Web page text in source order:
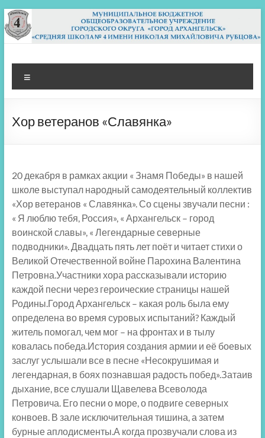
Перейти
к
содержимому
МБОУ СШ 4
Архангельск
Хор ветеранов «Славянка»
20 декабря в рамках акции « Знамя Победы» в нашей
школе выступал народный самодеятельный коллектив
«Хор ветеранов « Славянка». Со сцены звучали песни :
« Я люблю тебя, Россия», « Архангельск – город
воинской славы», « Легендарные северные
подводники». Двадцать пять лет поёт и читает стихи о
Великой Отечественной войне Парохина Валентина
Петровна.Участники хора рассказывали историю
каждой песни через героические страницы нашей
Родины.Город Архангельск – какая роль была ему
определена во время суровых испытаний? Каждый
житель помогал, чем мог – на фронтах и в тылу
ковалась победа.История создания армии и её боевых
заслуг услышали все в песне «Несокрушимая и
легендарная, в боях познавшая радость побед».Затаив
дыхание, все слушали Щавелева Всеволода
Петровича. Его песни о море, о подвиге северных
конвоев. В зале исключительная тишина, а затем
бурные аплодисменты.А когда прозвучали слова из